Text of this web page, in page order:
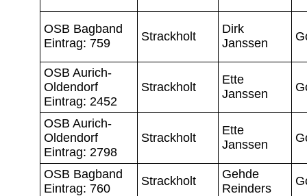
OSB Bagband
Eintrag: 759
Strackholt
Dirk
Janssen
OSB Aurich-
Oldendorf
Eintrag: 2452
Strackholt
Ette
Janssen
OSB Aurich-
Oldendorf
Eintrag: 2798
Strackholt
Ette
Janssen
OSB Bagband
Eintrag: 760
Strackholt
Gehde
Reinders